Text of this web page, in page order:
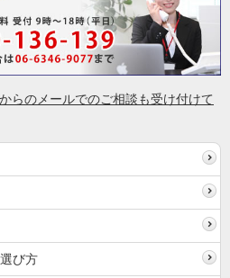
らのメールでのご相談も受け付けて
び方